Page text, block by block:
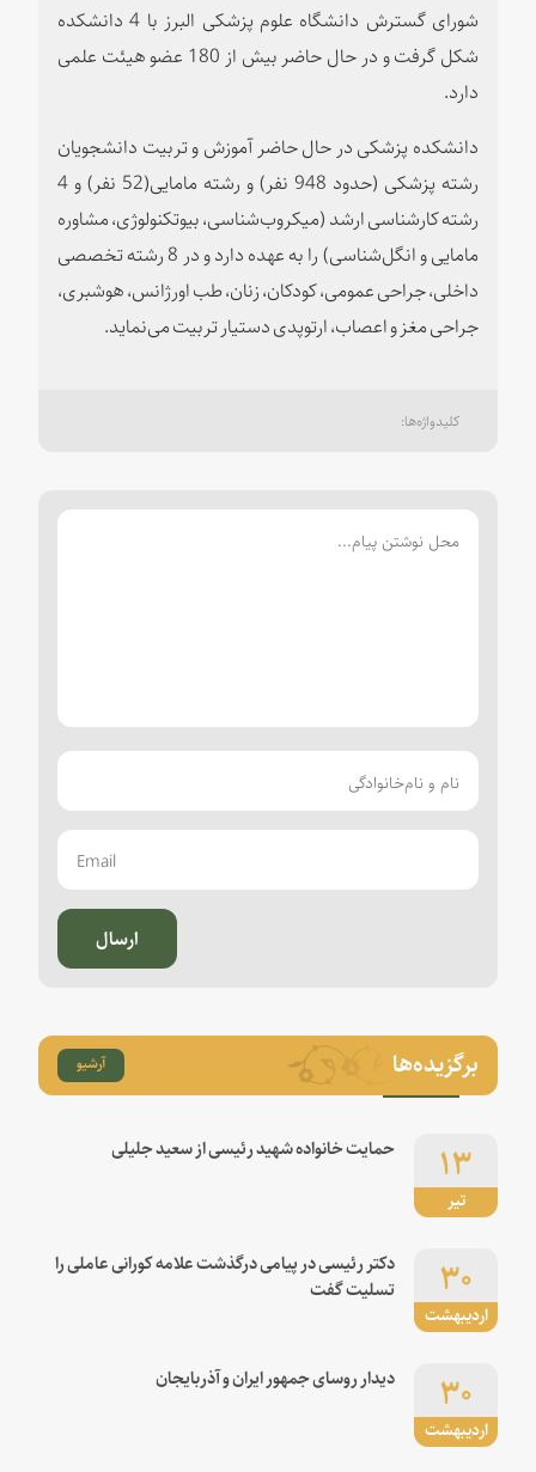
شورای گسترش دانشگاه علوم پزشکی البرز با 4 دانشکده
شکل گرفت و در حال حاضر بیش از 180 عضو هیئت علمی
دارد.
دانشکده پزشکی در حال حاضر آموزش و تربیت دانشجویان
رشته پزشکی (حدود 948 نفر) و رشته مامایی(52 نفر) و 4
رشته کارشناسی ارشد (میکروب‌شناسی، بیوتکنولوژی، مشاوره
مامایی و انگل‌شناسی) را به عهده دارد و در 8 رشته تخصصی
داخلی، جراحی عمومی، کودکان، زنان، طب اورژانس، هوشبری،
جراحی مغز و اعصاب، ارتوپدی دستیار تربیت می‌نماید.
ارسال
برگزیده‌ها آرشیو
تیر
۱۳ حمایت خانواده شهید رئیسی از سعید جلیلی
اردیبهشت
۳۰
دکتر رئیسی در پیامی درگذشت علامه کورانی عاملی را
تسلیت گفت
اردیبهشت
۳۰ دیدار روسای جمهور ایران و آذربایجان